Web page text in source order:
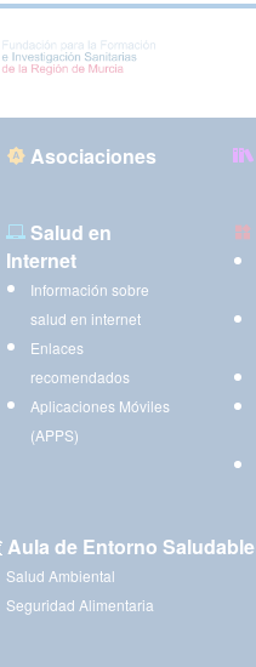
Asociaciones
Salud en
Internet
Información sobre
salud en internet
Enlaces
recomendados
Aplicaciones Móviles
(APPS)
Aula de Entorno Saludable
Salud Ambiental
Seguridad Alimentaria